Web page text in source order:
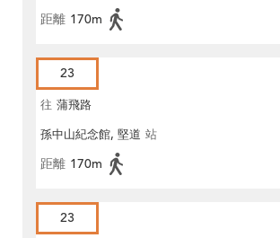
距離 170m
23
往 蒲飛路
孫中山紀念館, 堅道 站
距離 170m
23